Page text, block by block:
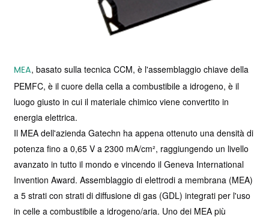
MEA, basato sulla tecnica CCM, è l'assemblaggio chiave della
PEMFC, è il cuore della cella a combustibile a idrogeno, è il
luogo giusto in cui il materiale chimico viene convertito in
energia elettrica.
Il MEA dell'azienda Gatechn ha appena ottenuto una densità di
potenza fino a 0,65 V a 2300 mA/cm², raggiungendo un livello
avanzato in tutto il mondo e vincendo il Geneva International
Invention Award. Assemblaggio di elettrodi a membrana (MEA)
a 5 strati con strati di diffusione di gas (GDL) integrati per l'uso
in celle a combustibile a idrogeno/aria. Uno dei MEA più